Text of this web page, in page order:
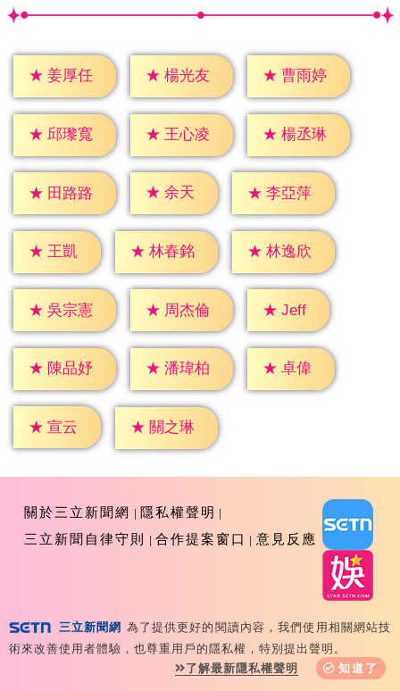
★ 姜厚任 ★ 楊光友 ★ 曹雨婷
★ 邱瓈寬 ★ 王心凌 ★ 楊丞琳
★ 田路路 ★ 余天 ★ 李亞萍
★ 王凱 ★ 林春銘 ★ 林逸欣
★ 吳宗憲 ★ 周杰倫 ★ Jeff
★ 陳品妤 ★ 潘瑋柏 ★ 卓偉
★ 宣云 ★ 關之琳
關於三立新聞網
隱私權聲明
三立新聞自律守則
合作提案窗口 意見反應
Reserved 版權所有 盜用必究 台北市內湖區舊宗路一段159
號 02-8792-8888
三立新聞網 為了提供更好的閱讀內容，我們使用相關網站技
術來改善使用者體驗，也尊重用戶的隱私權，特別提出聲明。
了解最新隱私權聲明
知道了